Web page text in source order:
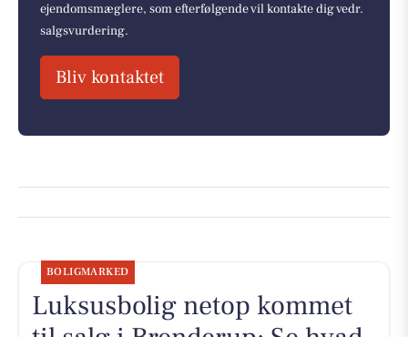
ejendomsmæglere, som efterfølgende vil kontakte dig vedr.
salgsvurdering.
Bliv kontaktet
BOLIGMARKED
Luksusbolig netop kommet